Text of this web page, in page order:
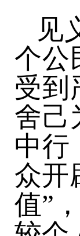
见
个公
受到
舍己
中行
众开
值”